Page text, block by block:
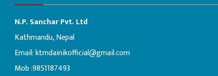
N.P. Sanchar Pvt. Ltd
Kathmandu, Nepal
Email:ktmdainikofficial@gmail.com
Mob :9851187493